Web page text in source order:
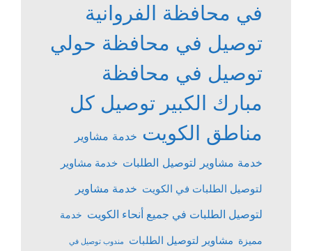
في محافظة الفروانية
توصيل في محافظة حولي
توصيل في محافظة
مبارك الكبير توصيل كل
مناطق الكويت خدمة مشاوير
خدمة مشاوير لتوصيل الطلبات خدمة مشاوير
لتوصيل الطلبات في الكويت خدمة مشاوير
لتوصيل الطلبات في جميع أنحاء الكويت خدمة
مميزة مشاوير لتوصيل الطلبات مندوب توصيل في